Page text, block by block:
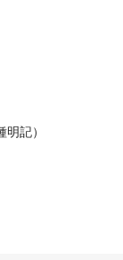
記）